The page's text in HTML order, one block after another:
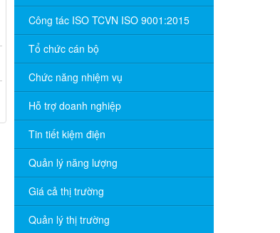
Công tác ISO TCVN ISO 9001:2015
Tổ chức cán bộ
Chức năng nhiệm vụ
Hỗ trợ doanh nghiệp
Tin tiết kiệm điện
Quản lý năng lượng
Giá cả thị trường
Quản lý thị trường